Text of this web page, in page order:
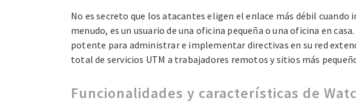
No es secreto que los atacantes eligen el enlace más débil
menudo, es un usuario de una oficina pequeña o una oficina en
potente para administrar e implementar directivas en su red
total de servicios UTM a trabajadores remotos y sitios más
Funcionalidades y características de